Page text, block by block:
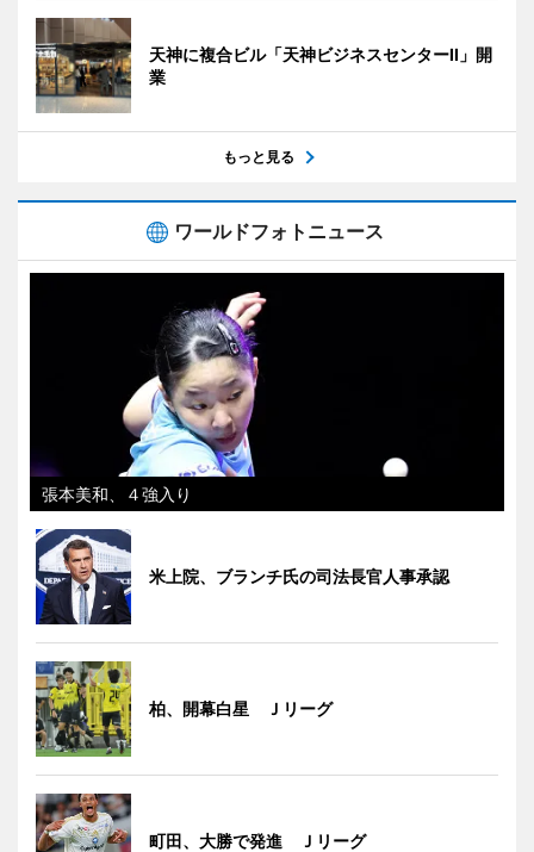
天神に複合ビル「天神ビジネスセンターII」開
業
もっと見る
ワールドフォトニュース
張本美和、４強入り
米上院、ブランチ氏の司法長官人事承認
柏、開幕白星 Ｊリーグ
町田、大勝で発進 Ｊリーグ